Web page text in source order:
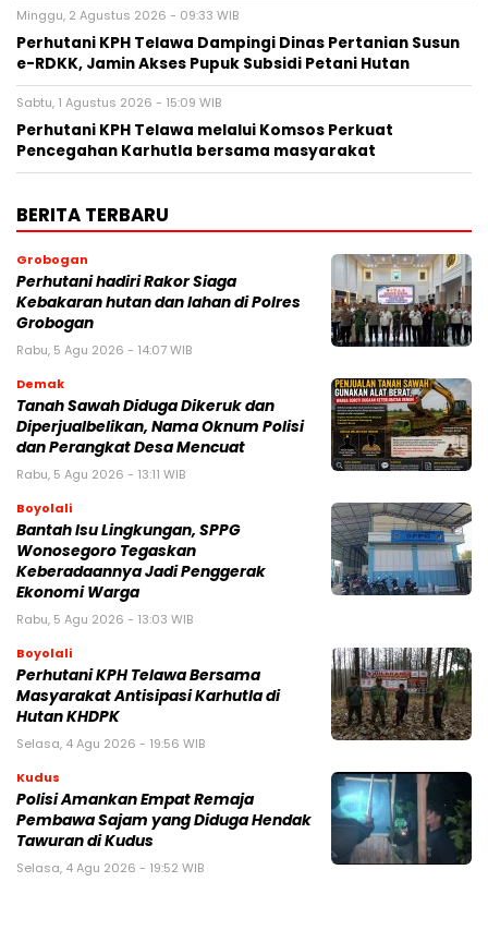
Minggu, 2 Agustus 2026 - 09:33 WIB
Perhutani KPH Telawa Dampingi Dinas Pertanian Susun
e-RDKK, Jamin Akses Pupuk Subsidi Petani Hutan
Sabtu, 1 Agustus 2026 - 15:09 WIB
Perhutani KPH Telawa melalui Komsos Perkuat
Pencegahan Karhutla bersama masyarakat
BERITA TERBARU
Grobogan
Perhutani hadiri Rakor Siaga
Kebakaran hutan dan lahan di Polres
Grobogan
Rabu, 5 Agu 2026 - 14:07 WIB
Demak
Tanah Sawah Diduga Dikeruk dan
Diperjualbelikan, Nama Oknum Polisi
dan Perangkat Desa Mencuat
Rabu, 5 Agu 2026 - 13:11 WIB
Boyolali
Bantah Isu Lingkungan, SPPG
Wonosegoro Tegaskan
Keberadaannya Jadi Penggerak
Ekonomi Warga
Rabu, 5 Agu 2026 - 13:03 WIB
Boyolali
Perhutani KPH Telawa Bersama
Masyarakat Antisipasi Karhutla di
Hutan KHDPK
Selasa, 4 Agu 2026 - 19:56 WIB
Kudus
Polisi Amankan Empat Remaja
Pembawa Sajam yang Diduga Hendak
Tawuran di Kudus
Selasa, 4 Agu 2026 - 19:52 WIB